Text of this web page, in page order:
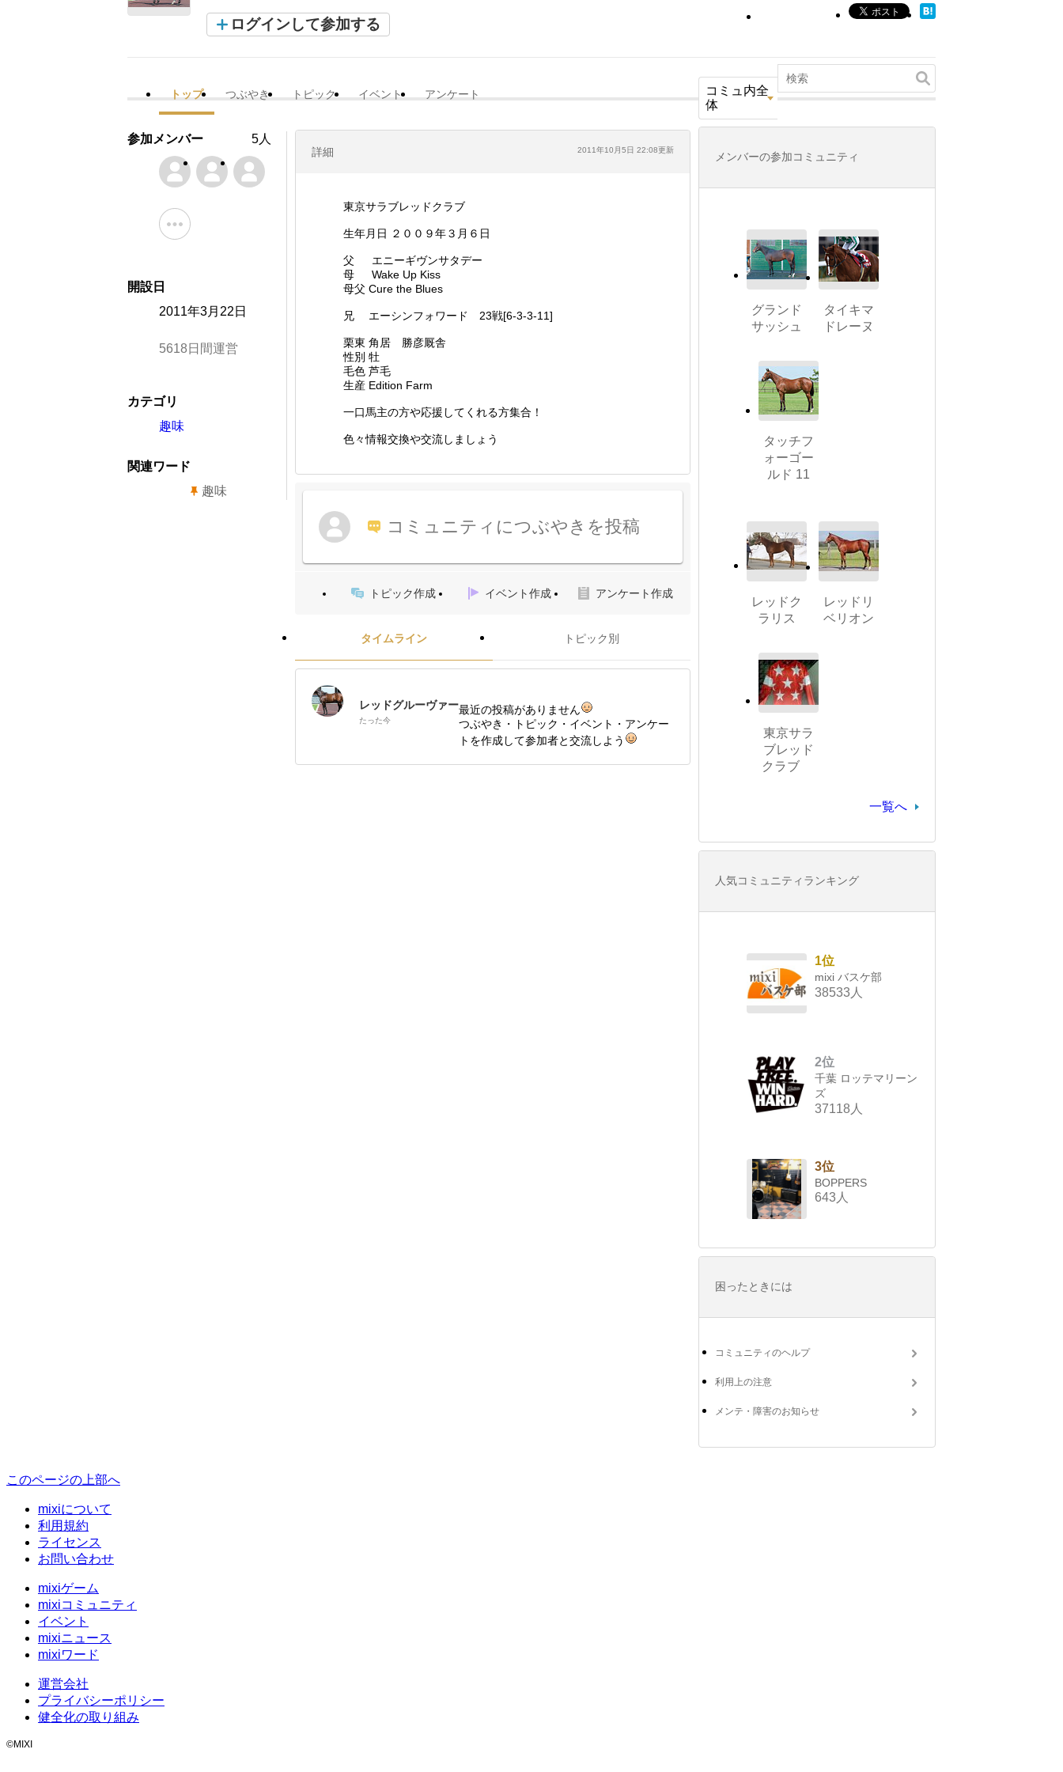
ログインして参加する
トップ つぶやき トピック イベント アンケート
コミュ内全
体
詳細 2011年10月5日 22:08更新
東京サラブレッドクラブ
生年月日 ２００９年３月６日
父 エニーギヴンサタデー
母 Wake Up Kiss
母父 Cure the Blues
兄 エーシンフォワード 23戦[6-3-3-11]
栗東 角居 勝彦厩舎
性別 牡
毛色 芦毛
生産 Edition Farm
一口馬主の方や応援してくれる方集合！
色々情報交換や交流しましょう
コミュニティにつぶやきを投稿
トピック作成 イベント作成 アンケート作成
タイムライン トピック別
レッドグルーヴァー
たった今
最近の投稿がありません
つぶやき・トピック・イベント・アンケー
トを作成して参加者と交流しよう
参加メンバー 5人
開設日
2011年3月22日
5618日間運営
カテゴリ
趣味
関連ワード
趣味
メンバーの参加コミュニティ
グランド
サッシュ
タイキマ
ドレーヌ
タッチフ
ォーゴー
ルド 11
レッドク
ラリス
レッドリ
ベリオン
東京サラ
ブレッド
クラブ
一覧へ
人気コミュニティランキング
1位
mixi バスケ部
38533人
2位
千葉 ロッテマリーン
ズ
37118人
3位
BOPPERS
643人
困ったときには
コミュニティのヘルプ
利用上の注意
メンテ・障害のお知らせ
このページの上部へ
mixiについて
利用規約
ライセンス
お問い合わせ
mixiゲーム
mixiコミュニティ
イベント
mixiニュース
mixiワード
運営会社
プライバシーポリシー
健全化の取り組み
©MIXI